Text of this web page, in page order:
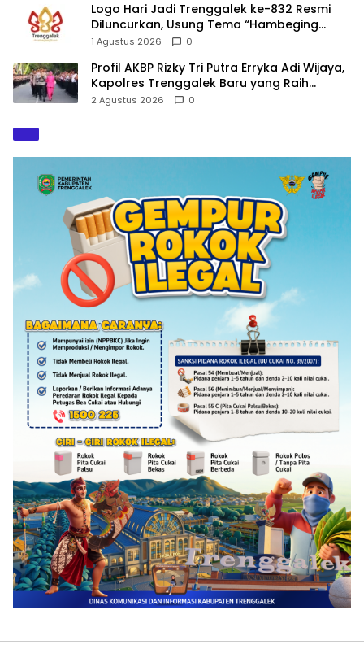
Logo Hari Jadi Trenggalek ke-832 Resmi
Diluncurkan, Usung Tema “Hambeging
Bumi” Gaungkan Harmoni dengan Alam
1 Agustus 2026 0
Profil AKBP Rizky Tri Putra Erryka Adi Wijaya,
Kapolres Trenggalek Baru yang Raih
Hattrick Pin Emas Kapolri
2 Agustus 2026 0